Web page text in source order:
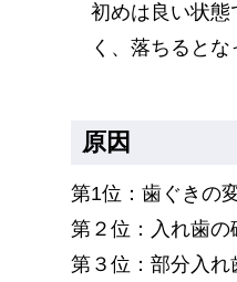
初めは良い状態
く、落ちるとな
原因
第1位：歯ぐきの
第２位：入れ歯の
第３位：部分入